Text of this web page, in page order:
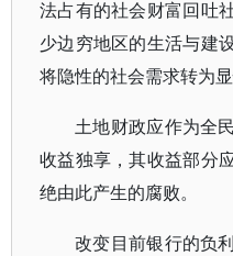
法占有的社会财富回吐
少边穷地区的生活与建
将隐性的社会需求转为显
土地财政应作为全
收益独享，其收益部分
绝由此产生的腐败。
改变目前银行的负